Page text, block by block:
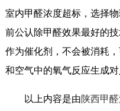
室内甲醛浓度超标，选择
前公认除甲醛效果最好的
作为催化剂，不会被消耗
和空气中的氧气反应生成
以上内容是由陕西甲